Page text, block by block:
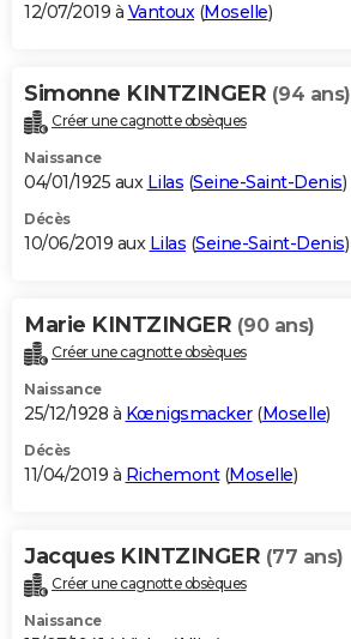
12/07/2019 à Vantoux(Moselle)
Simonne KINTZINGER (94 ans)
Créer une cagnotte obsèques
Naissance
04/01/1925 aux Lilas (Seine-Saint-Denis)
Décès
10/06/2019 aux Lilas (Seine-Saint-Denis)
Marie KINTZINGER (90 ans)
Créer une cagnotte obsèques
Naissance
25/12/1928 à Kœnigsmacker(Moselle)
Décès
11/04/2019 à Richemont(Moselle)
Jacques KINTZINGER (77 ans)
Créer une cagnotte obsèques
Naissance